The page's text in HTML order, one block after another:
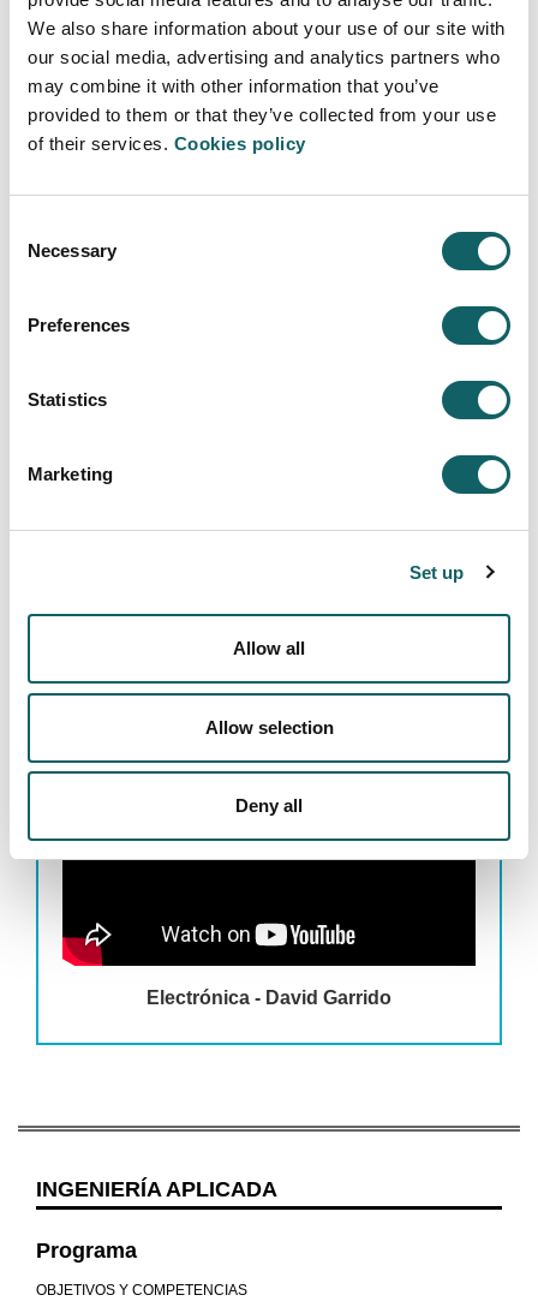
We also share information about your use of our site with
our social media, advertising and analytics partners who
may combine it with other information that you’ve
provided to them or that they’ve collected from your use
of their services. Cookies policy
Selection
Necessary
Preferences
Statistics
Marketing
Set up
Allow all
Allow selection
Deny all
Digitalisation in industrial processes - Unai
Electrónica - David Garrido
INGENIERÍA APLICADA
Programa
OBJETIVOS Y COMPETENCIAS